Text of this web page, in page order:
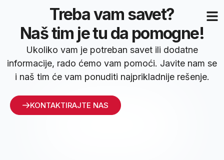
Treba vam savet?
Naš tim je tu da pomogne!
Ukoliko vam je potreban savet ili dodatne
informacije, rado ćemo vam pomoći. Javite nam se
i naš tim će vam ponuditi najprikladnije rešenje.
KONTAKTIRAJTE NAS